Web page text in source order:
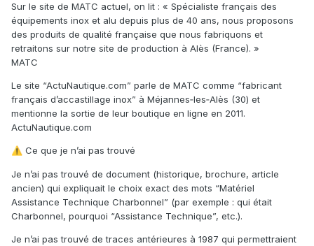
Sur le site de MATC actuel, on lit : « Spécialiste français des
équipements inox et alu depuis plus de 40 ans, nous proposons
des produits de qualité française que nous fabriquons et
retraitons sur notre site de production à Alès (France). »
MATC
Le site “ActuNautique.com” parle de MATC comme “fabricant
français d’accastillage inox” à Méjannes‑les‑Alès (30) et
mentionne la sortie de leur boutique en ligne en 2011.
ActuNautique.com
⚠️ Ce que je n’ai pas trouvé
Je n’ai pas trouvé de document (historique, brochure, article
ancien) qui expliquait le choix exact des mots “Matériel
Assistance Technique Charbonnel” (par exemple : qui était
Charbonnel, pourquoi “Assistance Technique”, etc.).
Je n’ai pas trouvé de traces antérieures à 1987 qui permettraient